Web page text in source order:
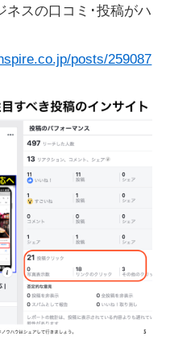
スの口コミ･投稿がハ
posts/259087